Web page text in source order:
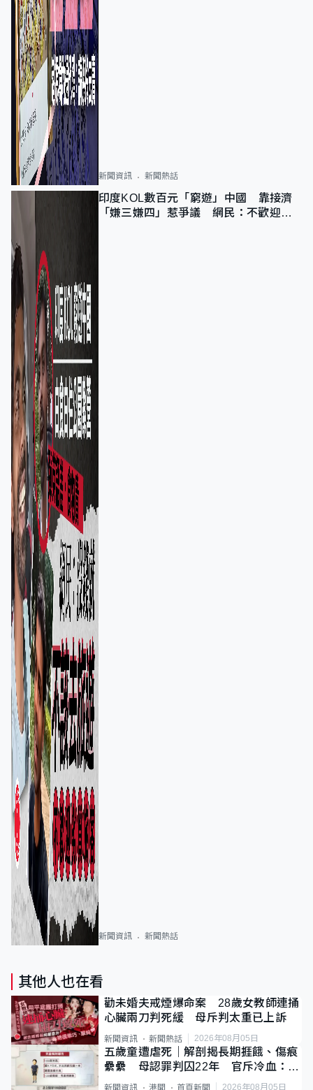
新聞資訊 新聞熱話
印度KOL數百元「窮遊」中國 靠接濟
「嫌三嫌四」惹爭議 網民：不歡迎劣
新聞資訊 新聞熱話
其他人也在看
勸未婚夫戒煙爆命案 28歲女教師連捅
心臟兩刀判死緩 母斥判太重已上訴
新聞資訊 新聞熱話 2026年08月05日
五歲童遭虐死｜解剖揭長期捱餓、傷痕
纍纍 母認罪判囚22年 官斥冷血：同
類案最惡劣
2026年08月05日